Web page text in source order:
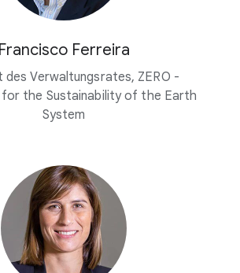
Francisco Ferreira
des Verwaltungsrates, ZERO -
the Sustainability of the Earth
System